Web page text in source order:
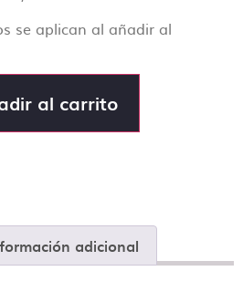
se aplican al añadir al
al carrito
adicional